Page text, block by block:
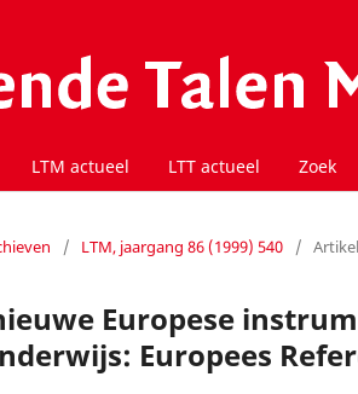
LTM actueel LTT actueel Zoek
/ LTM, jaargang 86 (1999) 540 /
Europese
Europees